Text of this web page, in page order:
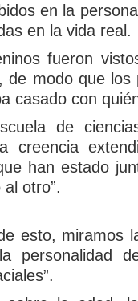
en la
en la vida real.
fueron
de modo que los
casado con
de
creencia
han estado
otro”.
esto, miramos
personalidad